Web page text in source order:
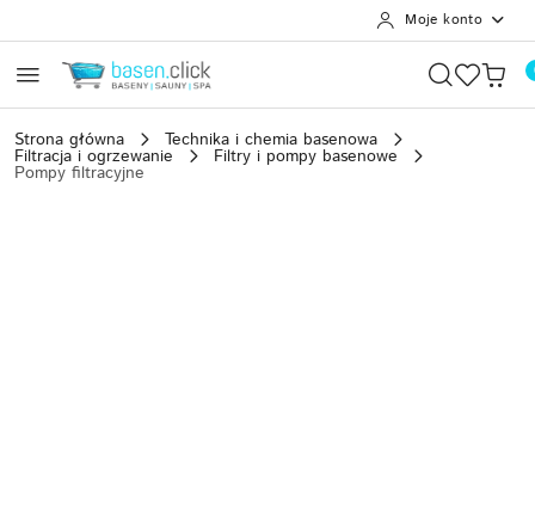
Moje konto
Strona główna Technika i chemia basenowa
Filtracja i ogrzewanie Filtry i pompy basenowe
Pompy filtracyjne